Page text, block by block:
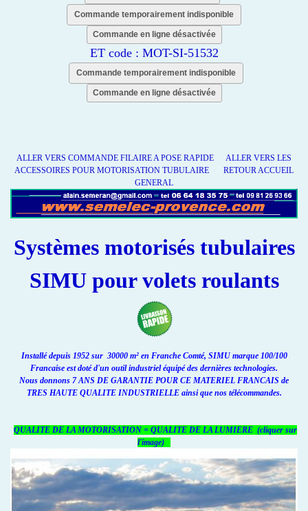
Commande temporairement indisponible
Commande en ligne désactivée
ET code : MOT-SI-51532
Commande temporairement indisponible
Commande en ligne désactivée
ALLER VERS COMMANDE FILAIRE A POSE RAPIDE
ALLER VERS LES
ACCESSOIRES POUR MOTORISATION TUBULAIRE
RETOUR ACCUEIL
GENERAL
Systèmes motorisés tubulaires
SIMU pour voletsroulants
Installé depuis 1952 sur 30000 m² en Franche Comté, SIMU marque 100/100
Francaise est doté d'un outil industriel équipé des dernières technologies.
Nous donnons 7 ANS DE GARANTIE POUR CE MATERIEL FRANCAIS de
TRES HAUTE QUALITE INDUSTRIELLE ainsi que nos télécommandes.
QUALITE DE LA MOTORISATION = QUALITE DE LA LUMIERE (cliquer sur
l'image)